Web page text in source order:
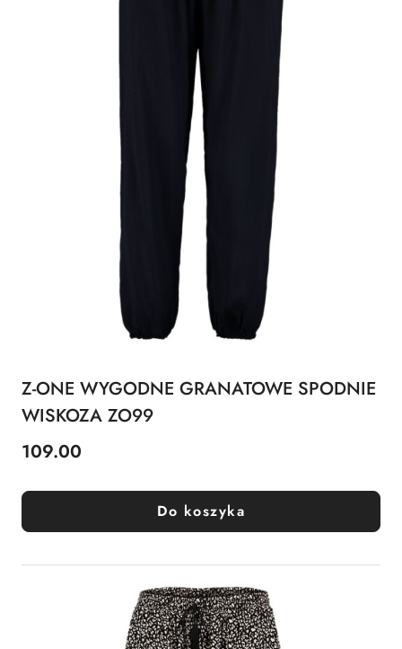
Z-ONE WYGODNE GRANATOWE SPODNIE
WISKOZA ZO99
Cena:
109.00
Do koszyka